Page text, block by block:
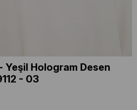
Yeşil Hologram Desen
- 03